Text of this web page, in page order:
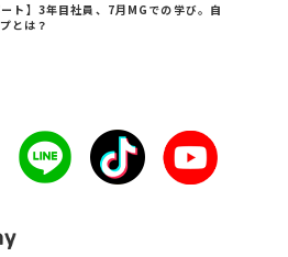
ート】3年目社員、7月MGでの学び。自
とは？